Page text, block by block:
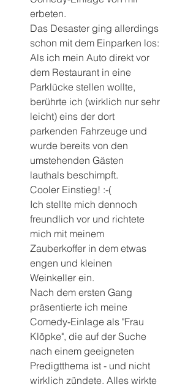
erbeten.
Das Desaster ging allerdings
schon mit dem Einparken los:
Als ich mein Auto direkt vor
dem Restaurant in eine
Parklücke stellen wollte,
berührte ich (wirklich nur sehr
leicht) eins der dort
parkenden Fahrzeuge und
wurde bereits von den
umstehenden Gästen
lauthals beschimpft.
Cooler Einstieg! :-(
Ich stellte mich dennoch
freundlich vor und richtete
mich mit meinem
Zauberkoffer in dem etwas
engen und kleinen
Weinkeller ein.
Nach dem ersten Gang
präsentierte ich meine
Comedy-Einlage als "Frau
Klöpke", die auf der Suche
nach einem geeigneten
Predigtthema ist - und nicht
wirklich zündete. Alles wirkte